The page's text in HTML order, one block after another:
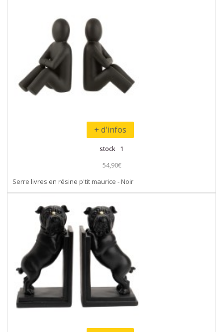
+ d'infos
stock 1
54,90€
Serre livres en résine p'tit maurice - Noir